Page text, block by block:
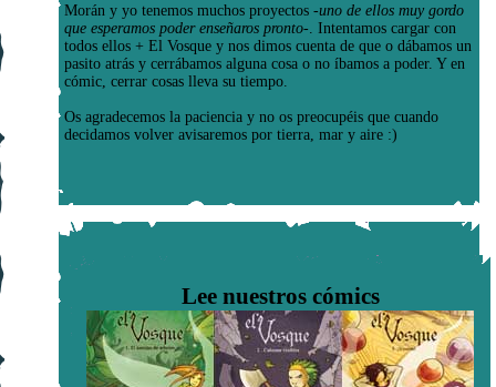
Morán y yo tenemos muchos proyectos -uno de ellos muy gordo
que esperamos poder enseñaros pronto- . Intentamos cargar con
todos ellos + El Vosque y nos dimos cuenta de que o dábamos un
pasito atrás y cerrábamos alguna cosa o no íbamos a poder. Y en
cómic, cerrar cosas lleva su tiempo.
Os agradecemos la paciencia y no os preocupéis que cuando
decidamos volver avisaremos por tierra, mar y aire :)
Lee nuestros cómics